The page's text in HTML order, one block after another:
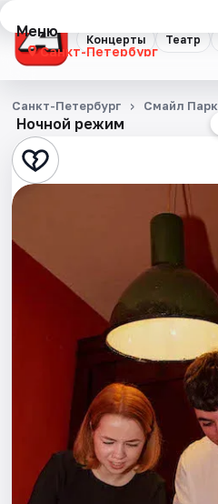
Концерты Театр
Меню
Санкт-Петербург
Концерты
Театр
Стендап
Квесты
Экскурсии
Города
Площадки
Ночной режим
Санкт-Петербург Смайл Парк